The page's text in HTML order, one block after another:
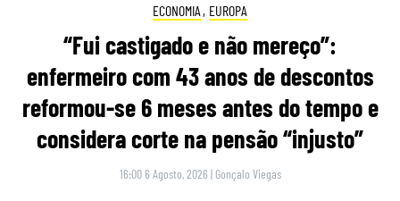
ECONOMIA , EUROPA
“Fui castigado e não mereço”:
enfermeiro com 43 anos de descontos
reformou-se 6 meses antes do tempo e
considera corte na pensão “injusto”
16:00 6 Agosto, 2026 | Gonçalo Viegas